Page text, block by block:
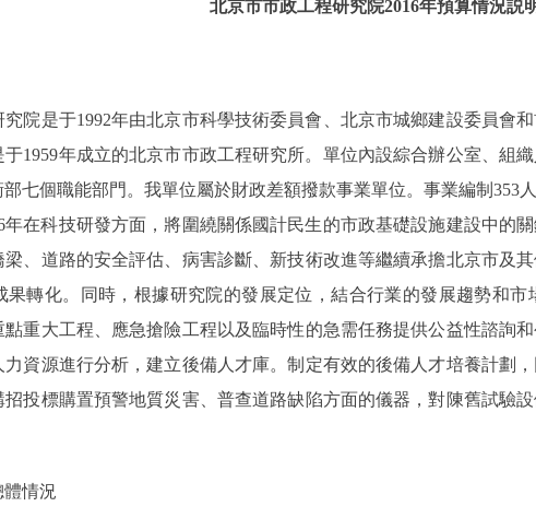
北京市市政工程研究院2016年預算情況説
是于1992年由北京市科學技術委員會、北京市城鄉建設委員會
1959年成立的北京市市政工程研究所。單位內設綜合辦公室、組
七個職能部門。我單位屬於財政差額撥款事業單位。事業編制353
年在科技研發方面，將圍繞關係國計民生的市政基礎設施建設中的
、道路的安全評估、病害診斷、新技術改進等繼續承擔北京市及
果轉化。同時，根據研究院的發展定位，結合行業的發展趨勢和
重大工程、應急搶險工程以及臨時性的急需任務提供公益性諮詢
資源進行分析，建立後備人才庫。制定有效的後備人才培養計劃
投標購置預警地質災害、普查道路缺陷方面的儀器，對陳舊試驗
情況